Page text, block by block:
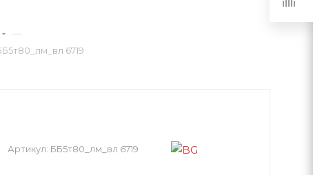
—
6719
Артикул: ББ5т80_лм_вл 6719